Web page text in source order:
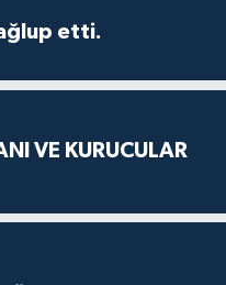
etti.
VE KURUCULAR